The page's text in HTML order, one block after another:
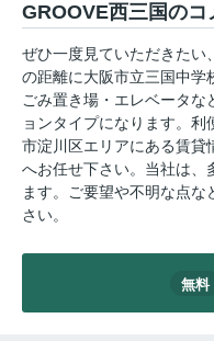
GROOVE西三国の
ぜひ一度見ていただきたい
の距離に大阪市立三国中学
ごみ置き場・エレベータな
ョンタイプになります。
市淀川区エリアにある賃貸
へお任せ下さい。当社は、
ます。ご要望や不明な点
さい。
無料